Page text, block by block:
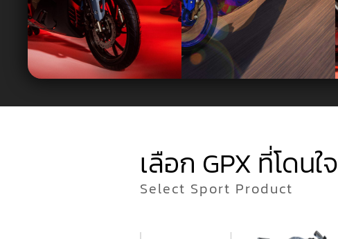
เลือก GPX ที่โดนใจ
Select Sport Product